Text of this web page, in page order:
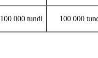
100 000 tundi 100 000